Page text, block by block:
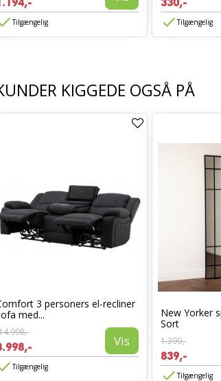
Tilgængelig
330,-
Tilgængelig
KIGGEDE OGSÅ PÅ
3 personers el-recliner
med...
Vis
Tilgængelig
New Yorker
Sort
1.399,-
839,-
Tilgængelig